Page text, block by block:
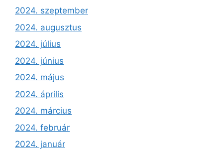
2024. szeptember
2024. augusztus
2024. július
2024. június
2024. május
2024. április
2024. március
2024. február
2024. január